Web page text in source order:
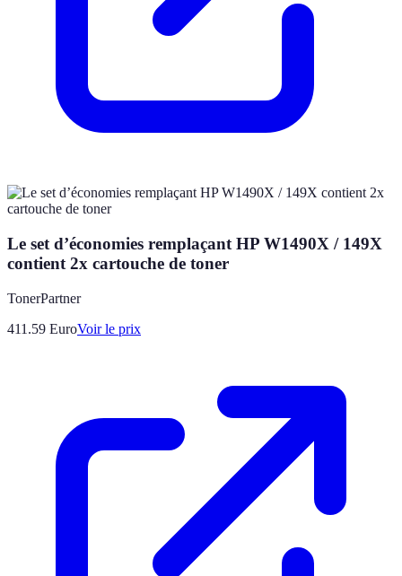
Le set d’économies remplaçant HP W1490X / 149X
contient 2x cartouche de toner
TonerPartner
411.59 EuroVoir le prix